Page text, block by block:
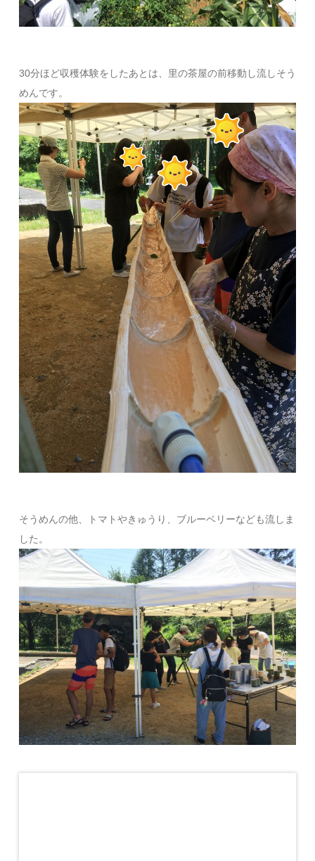
30分ほど収穫体験をしたあとは、里の茶屋の前移動し流しそう
めんです。
そうめんの他、トマトやきゅうり、ブルーベリーなども流しま
した。